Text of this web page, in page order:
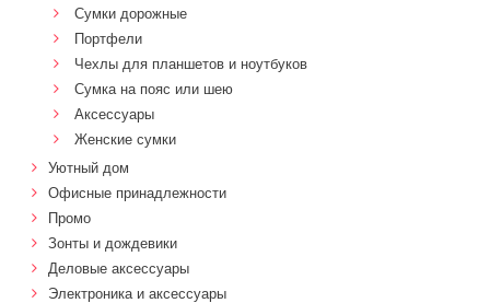
Сумки дорожные
Портфели
Чехлы для планшетов и ноутбуков
Сумка на пояс или шею
Аксессуары
Женские сумки
Уютный дом
Офисные принадлежности
Промо
Зонты и дождевики
Деловые аксессуары
Электроника и аксессуары